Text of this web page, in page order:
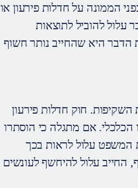
הממונה על חדלות פירעון או
להוביל לתוצאות
הדבר היא שהחייב נותר חשוף
חוק חדלות פירעון
הכלכלי. אם מתגלה כי הוסתרו
המשפט עלול לראות בכך
החייב עלול להיחשף לעונשים